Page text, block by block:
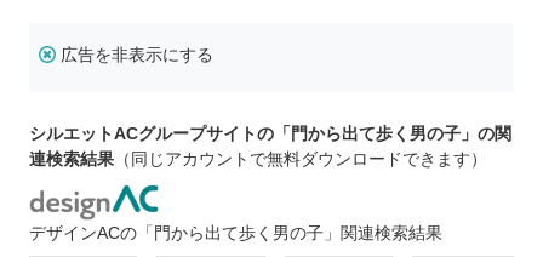
広告を非表示にする
シルエットACグループサイトの「門から出て歩く男の子」の関
連検索結果 （同じアカウントで無料ダウンロードできます）
デザインACの「門から出て歩く男の子」関連検索結果